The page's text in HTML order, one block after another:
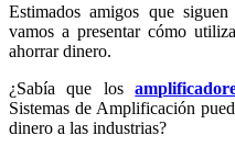
Estimados amigos que
vamos a presentar cómo
ahorrar dinero.
¿Sabía que los
Sistemas de Amplificación
dinero a las industrias?